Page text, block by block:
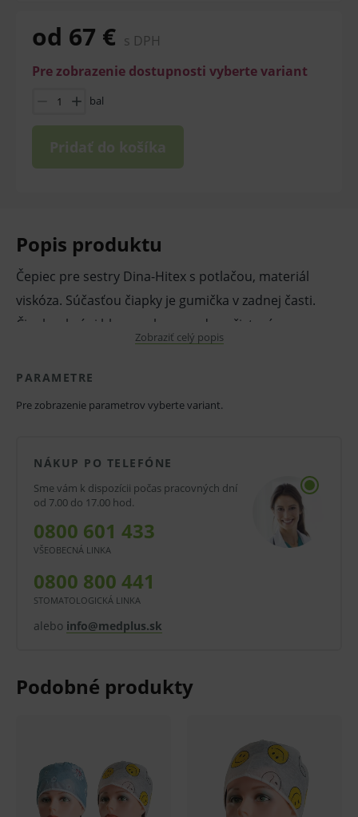
od 67 € s DPH
Pre zobrazenie dostupnosti vyberte variant
bal
Pridať do košíka
Popis produktu
Čepiec pre sestry Dina-Hitex s potlačou, materiál
viskóza. Súčasťou čiapky je gumička v zadnej časti.
Čiapka chráni hlavu a vlasy pred znečistením a
zároveň poskytuje ochranu pred znečistením
upadnutými vlasmi. Vhodné pre sestry aj operatérov
Vlastnosti a výhody:
Zdravotnícky čepiec.
S gumičkou.
S potlačou.
Viskóza.
Ochrana vlasov a pokožky hlavy personálu v
Balenie:
Cena uvedená za kus.
Zobraziť celý popis
PARAMETRE
Pre zobrazenie parametrov vyberte variant.
NÁKUP PO TELEFÓNE
Sme vám k dispozícii počas pracovných dní
od 7.00 do 17.00 hod.
0800 601 433
VŠEOBECNÁ LINKA
0800 800 441
STOMATOLOGICKÁ LINKA
alebo info@medplus.sk